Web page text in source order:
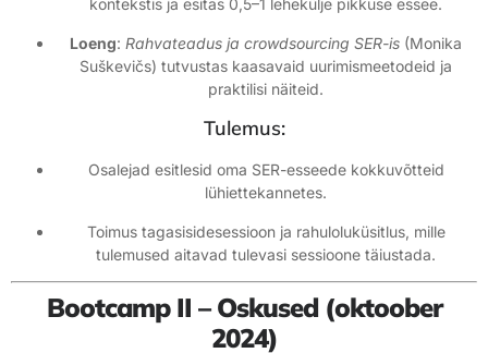
kontekstis ja esitas 0,5–1 lehekülje pikkuse essee.
Loeng: Rahvateadus ja crowdsourcing SER-is (Monika
Suškevičs) tutvustas kaasavaid uurimismeetodeid ja
praktilisi näiteid.
Tulemus:
Osalejad esitlesid oma SER-esseede kokkuvõtteid
lühiettekannetes.
Toimus tagasisidesessioon ja rahuloluküsitlus, mille
tulemused aitavad tulevasi sessioone täiustada.
Bootcamp II – Oskused (oktoober
2024)